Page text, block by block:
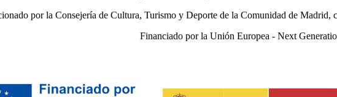
por la Consejería de Cultura, Turismo y Deporte de la Comunidad de
Financiado por la Unión Europea - Next